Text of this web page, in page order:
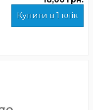
Купити в 1 клік